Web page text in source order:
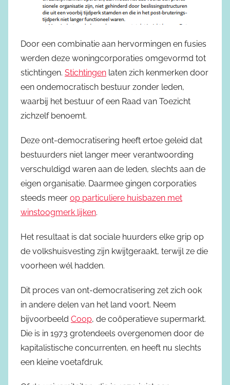
Door een combinatie aan hervormingen en fusies
werden deze woningcorporaties omgevormd tot
stichtingen. Stichtingen laten zich kenmerken door
een ondemocratisch bestuur zonder leden,
waarbij het bestuur of een Raad van Toezicht
zichzelf benoemt.
Deze ont-democratisering heeft ertoe geleid dat
bestuurders niet langer meer verantwoording
verschuldigd waren aan de leden, slechts aan de
eigen organisatie. Daarmee gingen corporaties
steeds meer op particuliere huisbazen met
winstoogmerk lijken.
Het resultaat is dat sociale huurders elke grip op
de volkshuisvesting zijn kwijtgeraakt, terwijl ze die
voorheen wél hadden.
Dit proces van ont-democratisering zet zich ook
in andere delen van het land voort. Neem
bijvoorbeeld Coop, de coöperatieve supermarkt.
Die is in 1973 grotendeels overgenomen door de
kapitalistische concurrenten, en heeft nu slechts
een kleine voetafdruk.